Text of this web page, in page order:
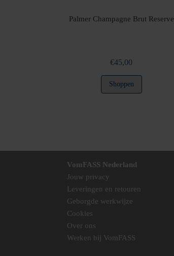
Palmer Champagne Brut Reserve
€45,00
Shoppen
VomFASS Nederland
Jouw privacy
Leveringen en retouren
Geborgde werkwijze
Cookies
Over ons
Werken bij VomFASS